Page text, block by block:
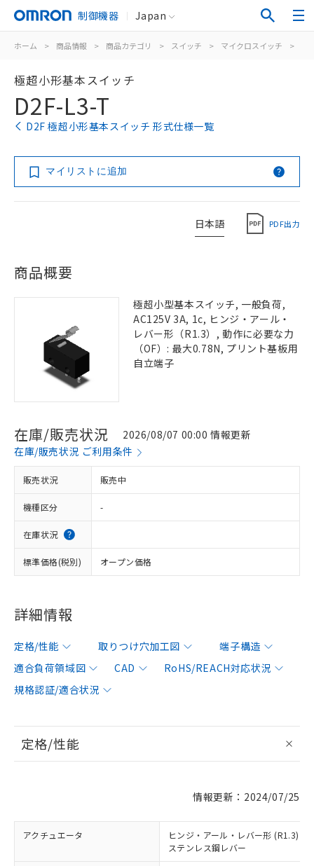
制御機器 Japan
ホーム > 商品情報 > 商品カテゴリ > スイッチ > マイクロスイッチ >
極超小形基本スイッチ
D2F-L3-T
D2F 極超小形基本スイッチ 形式仕様一覧
マイリストに追加
日本語 PDF出力
商品概要
極超小型基本スイッチ, 一般負荷,
AC125V 3A, 1c, ヒンジ・アール・
レバー形（R1.3）, 動作に必要な力
（OF）: 最大0.78N, プリント基板用
自立端子
在庫/販売状況
2026/08/07 00:00 情報更新
在庫/販売状況 ご利用条件
販売状況 販売中
機種区分 -
在庫状況
標準価格(税別) オープン価格
詳細情報
定格/性能 取りつけ穴加工図
端子構造
適合負荷領域図
CAD
RoHS/REACH対応状況
規格認証/適合状況
定格/性能
情報更新：2024/07/25
アクチュエータ
ヒンジ・アール・レバー形 (R1.3)
ステンレス鋼レバー